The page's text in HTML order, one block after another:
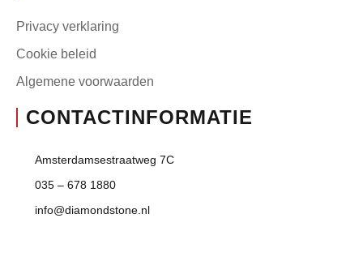
Privacy verklaring
Cookie beleid
Algemene voorwaarden
CONTACTINFORMATIE
Amsterdamsestraatweg 7C
035 – 678 1880
info@diamondstone.nl